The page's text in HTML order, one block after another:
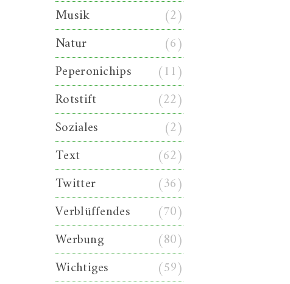
Musik
(2)
Natur
(6)
Peperonichips
(11)
Rotstift
(22)
Soziales
(2)
Text
(62)
Twitter
(36)
Verblüffendes
(70)
Werbung
(80)
Wichtiges
(59)